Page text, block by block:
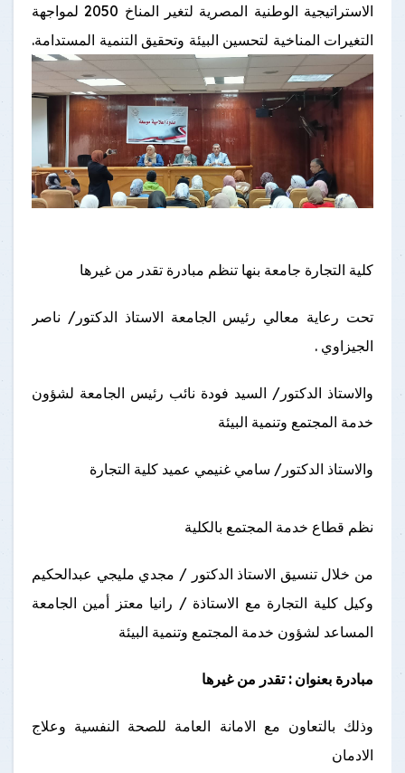
الاستراتيجية الوطنية المصرية لتغير المناخ 2050 لمواجهة
التغيرات المناخية لتحسين البيئة وتحقيق التنمية المستدامة.
كلية التجارة جامعة بنها تنظم مبادرة تقدر من غيرها
تحت رعاية معالي رئيس الجامعة الاستاذ الدكتور/ ناصر
الجيزاوي .
والاستاذ الدكتور/ السيد فودة نائب رئيس الجامعة لشؤون
خدمة المجتمع وتنمية البيئة
والاستاذ الدكتور/ سامي غنيمي عميد كلية التجارة
نظم قطاع خدمة المجتمع بالكلية
من خلال تنسيق الاستاذ الدكتور / مجدي مليجي عبدالحكيم
وكيل كلية التجارة مع الاستاذة / رانيا معتز أمين الجامعة
المساعد لشؤون خدمة المجتمع وتنمية البيئة
مبادرة بعنوان : تقدر من غيرها
وذلك بالتعاون مع الامانة العامة للصحة النفسية وعلاج
الادمان